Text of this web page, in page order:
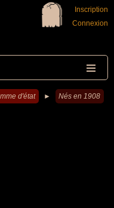
Inscription
Connexion
d'état ► Nés en 1908